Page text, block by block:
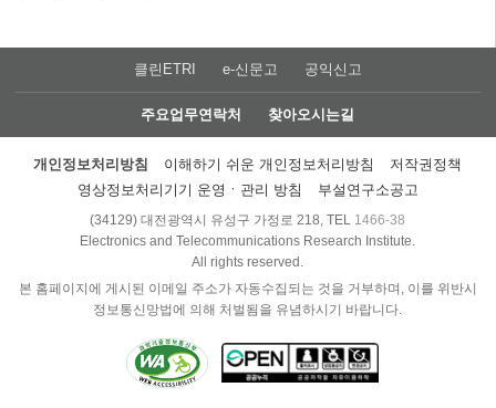
클린ETRI e-신문고 공익신고
주요업무연락처 찾아오시는길
개인정보처리방침 이해하기 쉬운 개인정보처리방침
저작권정책
영상정보처리기기 운영ㆍ관리 방침
부설연구소공고
(34129) 대전광역시 유성구 가정로 218, TEL 1466-38
Electronics and Telecommunications Research Institute.
All rights reserved.
본 홈페이지에 게시된 이메일 주소가 자동수집되는 것을 거부하며, 이를 위반시
정보통신망법에 의해 처벌됨을 유념하시기 바랍니다.